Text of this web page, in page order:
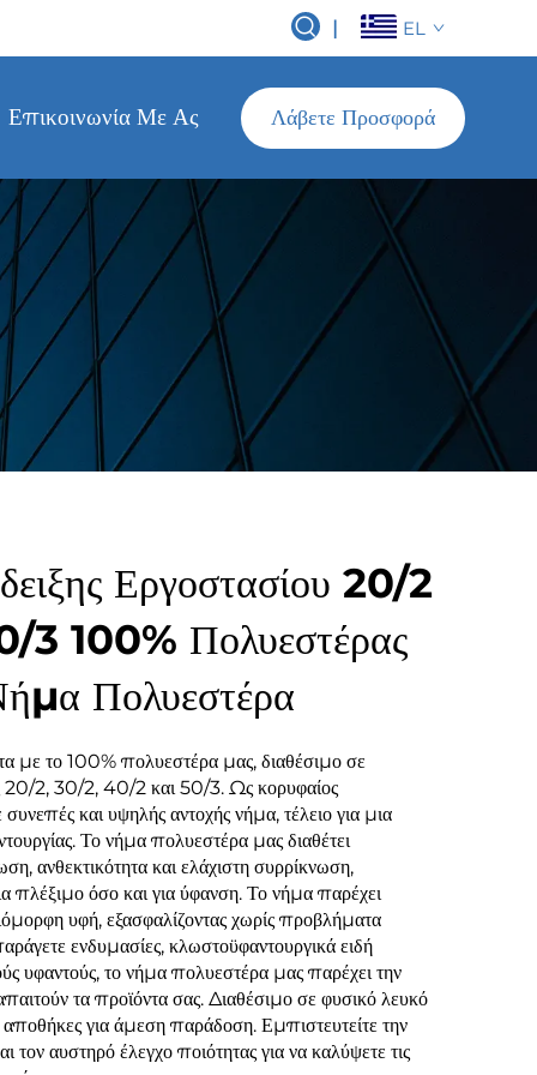
| EL
Επικοινωνία Με Ας Λάβετε Προσφορά
Εργοστασίου 20/2
100% Πολυεστέρας
Πολυεστέρα
με το 100% πολυεστέρα μας, διαθέσιμο σε
20/2, 30/2, 40/2 και 50/3. Ως κορυφαίος
και υψηλής αντοχής νήμα, τέλειο για μια
Το νήμα πολυεστέρα μας διαθέτει
ανθεκτικότητα και ελάχιστη συρρίκνωση,
πλέξιμο όσο και για ύφανση. Το νήμα παρέχει
υφή, εξασφαλίζοντας χωρίς προβλήματα
ενδυμασίες, κλωστοϋφαντουργικά ειδή
υφαντούς, το νήμα πολυεστέρα μας παρέχει την
τα προϊόντα σας. Διαθέσιμο σε φυσικό λευκό
για άμεση παράδοση. Εμπιστευτείτε την
τον αυστηρό έλεγχο ποιότητας για να καλύψετε τις